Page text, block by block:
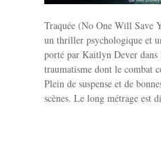
Traquée (No One Will Save
un thriller psychologique et
porté par Kaitlyn Dever dans
traumatisme dont le combat
Plein de suspense et de
scènes. Le long métrage est